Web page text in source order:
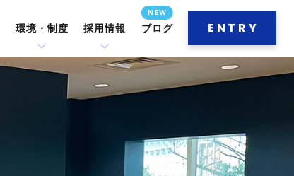
環境・制度 採用情報 ブログ ENTRY